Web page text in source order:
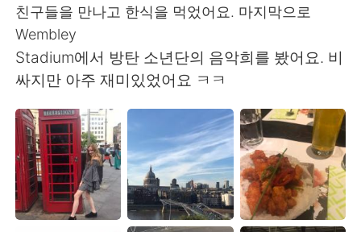
English
简体中文 繁體中文
Español العربية
Français Deutsch
日本語 한국어
친구들을 만나고 한식을 먹었어요. 마지막으로
Wembley
Stadium에서 방탄 소년단의 음악희를 봤어요. 비
싸지만 아주 재미있었어요 ㅋㅋ